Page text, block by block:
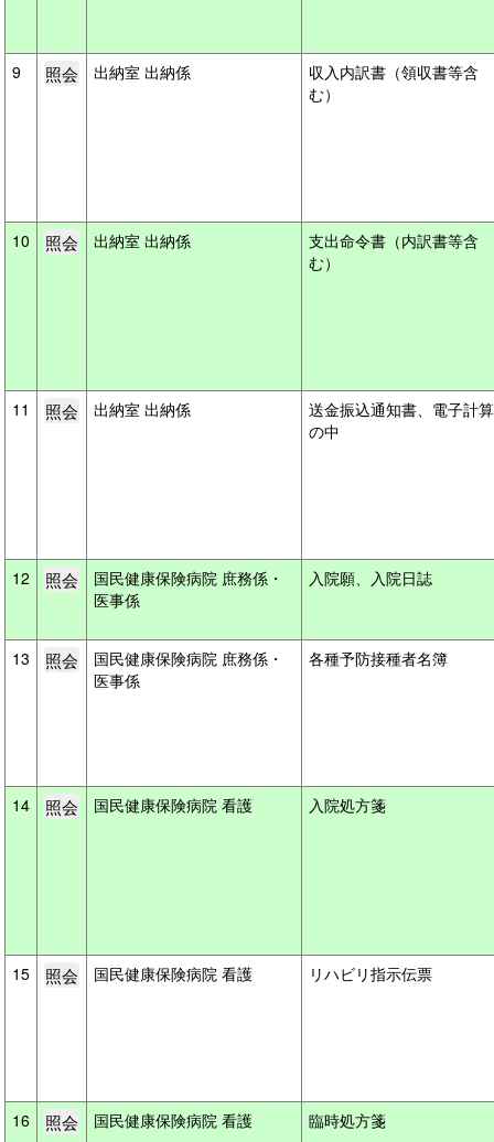
9 出納室 出納係
収入内訳書（領収書等含
む）
10 出納室 出納係
支出命令書（内訳書等含
む）
11 出納室 出納係
送金振込通知書、電子計
の中
12
国民健康保険病院 庶務係・
医事係
入院願、入院日誌
13
国民健康保険病院 庶務係・
医事係
各種予防接種者名簿
14 国民健康保険病院 看護 入院処方箋
15 国民健康保険病院 看護 リハビリ指示伝票
16 国民健康保険病院 看護 臨時処方箋